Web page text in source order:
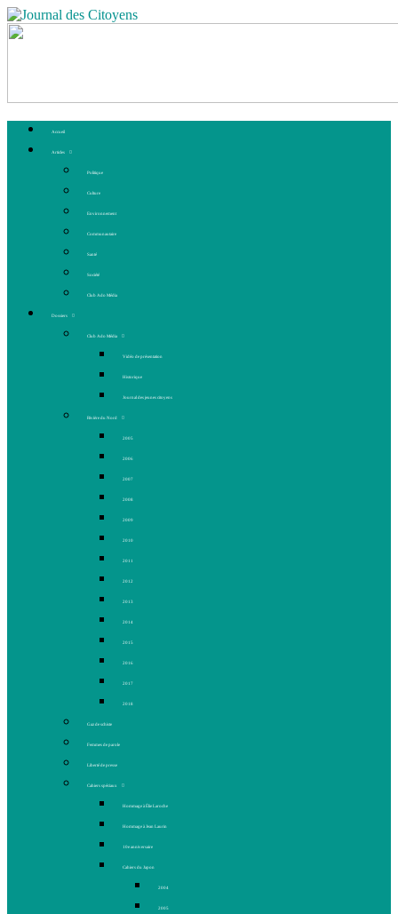
Accueil
Articles
Politique
Culture
Environnement
Communautaire
Santé
Société
Club Ado Média
Dossiers
Club Ado Média
Vidéo de présentation
Historique
Journal des jeunes citoyens
Rivière du Nord
2005
2006
2007
2008
2009
2010
2011
2012
2013
2014
2015
2016
2017
2018
Gaz de schiste
Femmes de parole
Liberté de presse
Cahiers spéciaux
Hommage à Élie Laroche
Hommage à Jean Laurin
10e anniversaire
Cahiers du Japon
2004
2005